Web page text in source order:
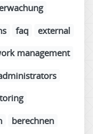
faq
external
management
berechnen